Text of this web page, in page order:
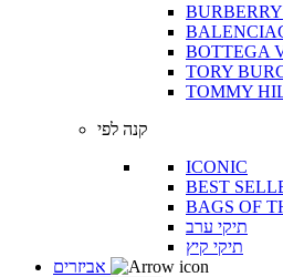
BURBERRY
BOTTEGA
TORY
TOMMY
קנה לפי
ICONIC
BEST
BAGS OF
תיקי ערב
תיקי קיץ